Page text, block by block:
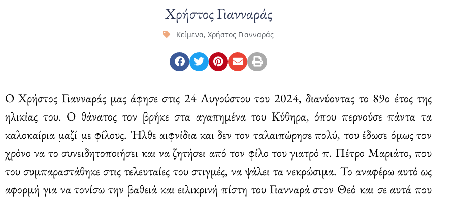
Χρήστος Γιανναράς
Κείμενα, Χρήστος Γιανναράς
Ο Χρήστος Γιανναράς μας άφησε στις 24 Αυγούστου του 2024, διανύοντας το 89ο έτος της
ηλικίας του. Ο θάνατος τον βρήκε στα αγαπημένα του Κύθηρα, όπου περνούσε πάντα τα
καλοκαίρια μαζί με φίλους. Ήλθε αιφνίδια και δεν τον ταλαιπώρησε πολύ, του έδωσε όμως τον
χρόνο να το συνειδητοποιήσει και να ζητήσει από τον φίλο του γιατρό π. Πέτρο Μαριάτο, που
του συμπαραστάθηκε στις τελευταίες του στιγμές, να ψάλει τα νεκρώσιμα. Το αναφέρω αυτό ως
αφορμή για να τονίσω την βαθειά και ειλικρινή πίστη του Γιανναρά στον Θεό και σε αυτά που